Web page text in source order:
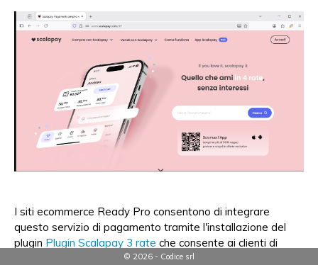
I siti ecommerce Ready Pro consentono di integrare
questo servizio di pagamento tramite l'installazione del
plugin Plugin Scalapay 3 rate che consente ai clienti di
pagare in 3 o 4 rate per qualsiasi importo nei limiti delle
© 2026 - Codice srl